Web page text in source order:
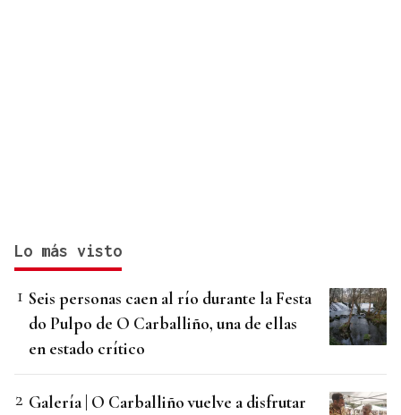
Lo más visto
Seis personas caen al río durante la Festa
do Pulpo de O Carballiño, una de ellas
en estado crítico
Galería | O Carballiño vuelve a disfrutar